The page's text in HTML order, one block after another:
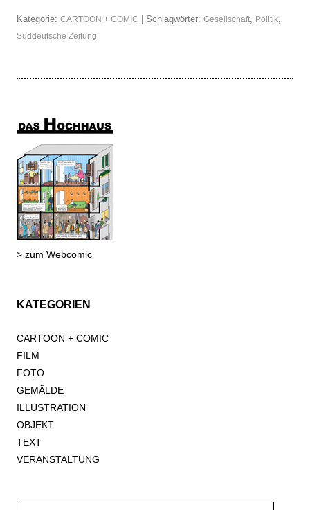
Kategorie: CARTOON + COMIC | Schlagwörter: Gesellschaft Politik
Süddeutsche Zeitung
> zum Webcomic
KATEGORIEN
CARTOON + COMIC
FILM
FOTO
GEMÄLDE
ILLUSTRATION
OBJEKT
TEXT
VERANSTALTUNG